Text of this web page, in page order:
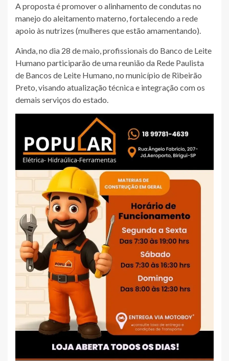
A proposta é promover o alinhamento de condutas no
manejo do aleitamento materno, fortalecendo a rede
apoio às nutrizes (mulheres que estão amamentando).
Ainda, no dia 28 de maio, profissionais do Banco de Leite
Humano participarão de uma reunião da Rede Paulista
de Bancos de Leite Humano, no município de Ribeirão
Preto, visando atualização técnica e integração com os
demais serviços do estado.